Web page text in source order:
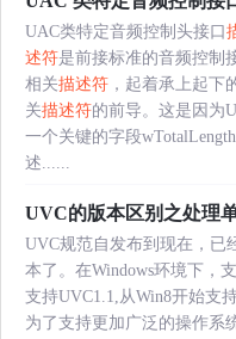
UAC类特定音频控制头接口
述符是前接标准的音频控制
相关描述符 ，起着承上起下
关描述符的前导。这是因为
一个关键的字段
述......
UVC的版本区别之处理
UVC规范自发布到现在，已
本了。在Windows环境下，
支持UVC1.1,从Win8开始支
为了支持更加广泛的操作系